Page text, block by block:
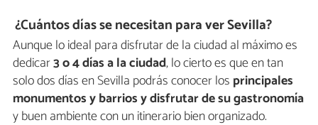
¿Cuántos días se necesitan para ver Sevilla?
Aunque lo ideal para disfrutar de la ciudad al máximo es
dedicar3 o 4 días a la ciudad, lo cierto es que en tan
solo dos días en Sevilla podrás conocer los principales
monumentos y barrios y disfrutar de su gastronomía
y buen ambiente con un itinerario bien organizado.